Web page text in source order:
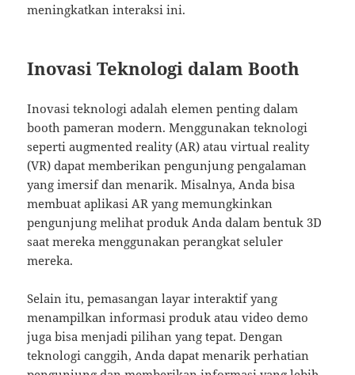
meningkatkan interaksi ini.
Inovasi Teknologi dalam Booth
Inovasi teknologi adalah elemen penting dalam
booth pameran modern. Menggunakan teknologi
seperti augmented reality (AR) atau virtual reality
(VR) dapat memberikan pengunjung pengalaman
yang imersif dan menarik. Misalnya, Anda bisa
membuat aplikasi AR yang memungkinkan
pengunjung melihat produk Anda dalam bentuk 3D
saat mereka menggunakan perangkat seluler
mereka.
Selain itu, pemasangan layar interaktif yang
menampilkan informasi produk atau video demo
juga bisa menjadi pilihan yang tepat. Dengan
teknologi canggih, Anda dapat menarik perhatian